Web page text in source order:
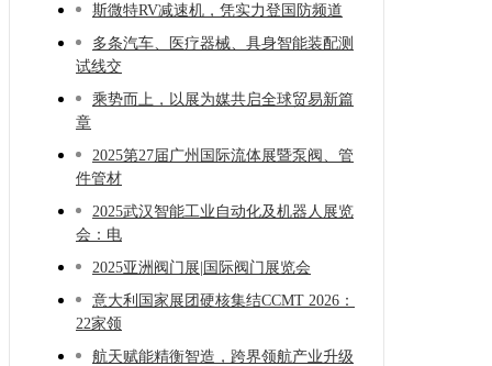
斯微特RV减速机，凭实力登国防频道
多条汽车、医疗器械、具身智能装配测
试线交
乘势而上，以展为媒共启全球贸易新篇
章
2025第27届广州国际流体展暨泵阀、管
件管材
2025武汉智能工业自动化及机器人展览
会：电
2025亚洲阀门展|国际阀门展览会
意大利国家展团硬核集结CCMT 2026：
22家领
航天赋能精衡智造，跨界领航产业升级